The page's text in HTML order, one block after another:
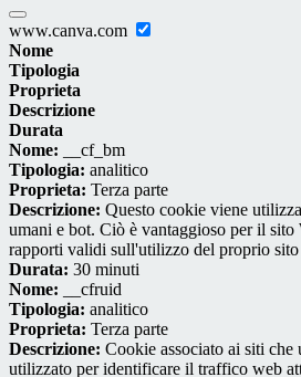
www.canva.com
Nome
Tipologia
Proprieta
Descrizione
Durata
Nome: __cf_bm
Tipologia: analitico
Proprieta: Terza parte
Descrizione: Questo cookie viene
umani e bot. Ciò è vantaggioso per il
rapporti validi sull'utilizzo del proprio sito
Durata: 30 minuti
Nome: __cfruid
Tipologia: analitico
Proprieta: Terza parte
Descrizione: Cookie associato ai siti
utilizzato per identificare il traffico web